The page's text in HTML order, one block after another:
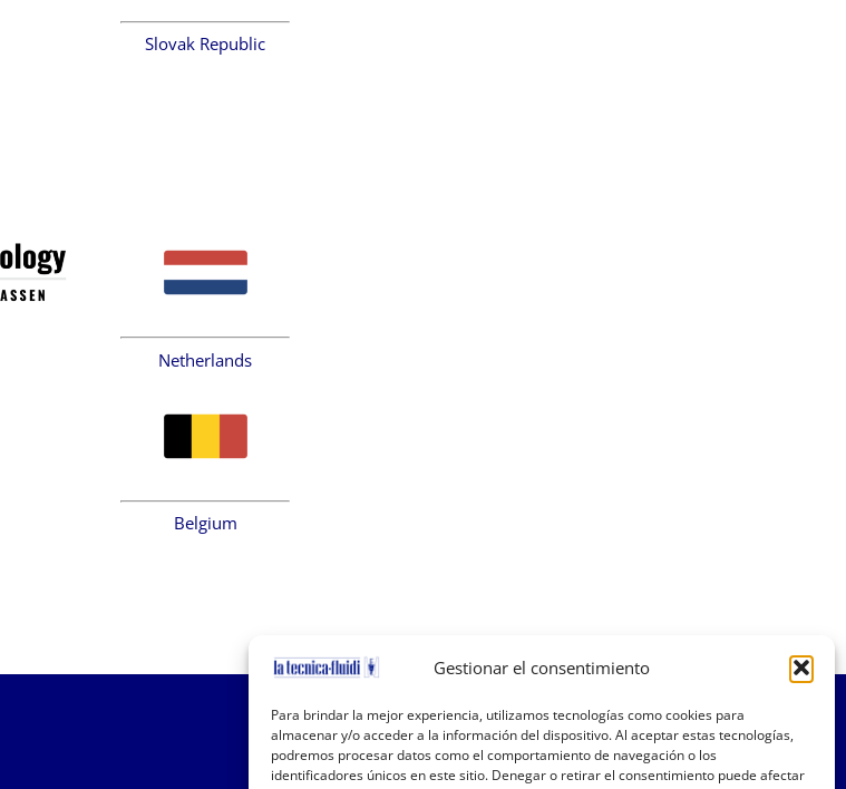
Gestionar el consentimiento
Para brindar la mejor experiencia, utilizamos tecnologías como cookies para
almacenar y/o acceder a la información del dispositivo. Al aceptar estas tecnologías,
podremos procesar datos como el comportamiento de navegación o los
identificadores únicos en este sitio. Denegar o retirar el consentimiento puede afectar
Slovak Republic
Netherlands
Belgium
Información útil